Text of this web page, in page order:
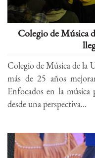
Colegio de Música
Colegio de Música de la
más de 25 años
Enfocados en la música
desde una perspectiva...